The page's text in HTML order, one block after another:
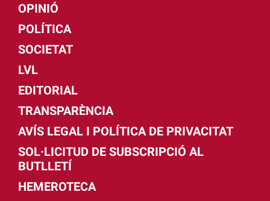
OPINIÓ
POLÍTICA
SOCIETAT
LVL
EDITORIAL
TRANSPARÈNCIA
AVÍS LEGAL I POLÍTICA DE PRIVACITAT
SOL·LICITUD DE SUBSCRIPCIÓ AL
BUTLLETÍ
HEMEROTECA